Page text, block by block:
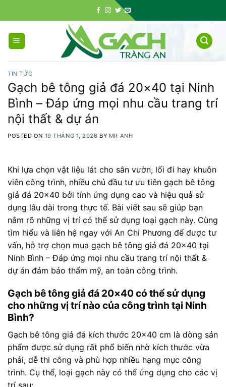
to
content
TIN TỨC
Gạch bê tông giả đá 20×40 tại Ninh
Bình – Đáp ứng mọi nhu cầu trang trí
nội thất & dự án
POSTED ON 19 THÁNG 1, 2026 BY MR ANH
Khi lựa chọn vật liệu lát cho sân vườn, lối đi hay khuôn
viên công trình, nhiều chủ đầu tư ưu tiên gạch bê tông
giả đá 20×40 bởi tính ứng dụng cao và hiệu quả sử
dụng lâu dài trong thực tế. Bài viết sau sẽ giúp bạn
nắm rõ những vị trí có thể sử dụng loại gạch này. Cùng
tìm hiểu và liên hệ ngay với An Chi Phương để được tư
vấn, hỗ trợ chọn mua gạch bê tông giả đá 20×40 tại
Ninh Bình – Đáp ứng mọi nhu cầu trang trí nội thất &
dự án đảm bảo thẩm mỹ, an toàn công trình.
Gạch bê tông giả đá 20×40 có thể sử dụng
cho những vị trí nào của công trình tại Ninh
Bình?
Gạch bê tông giả đá kích thước 20×40 cm là dòng sản
phẩm được sử dụng rất phổ biến nhờ kích thước vừa
phải, dễ thi công và phù hợp nhiều hạng mục công
trình. Cụ thể, loại gạch này có thể ứng dụng cho các vị
trí sau: